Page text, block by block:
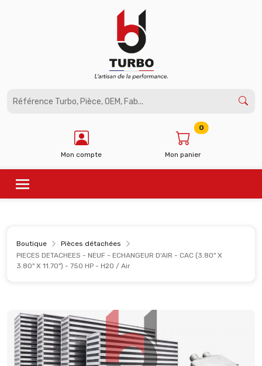
Mon compte Mon panier
0
Boutique
Pièces détachées
PIECES DETACHEES - NEUF - ECHANGEUR D'AIR - CAC (3.80" X
3.80" X 11.70") - 750 HP - H2O / Air
Panneau de gestion des cookies